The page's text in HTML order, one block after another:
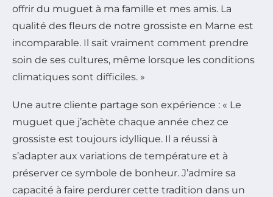
offrir du muguet à ma famille et mes amis. La
qualité des fleurs de notre grossiste en Marne est
incomparable. Il sait vraiment comment prendre
soin de ses cultures, même lorsque les conditions
climatiques sont difficiles. »
Une autre cliente partage son expérience : « Le
muguet que j’achète chaque année chez ce
grossiste est toujours idyllique. Il a réussi à
s’adapter aux variations de température et à
préserver ce symbole de bonheur. J’admire sa
capacité à faire perdurer cette tradition dans un